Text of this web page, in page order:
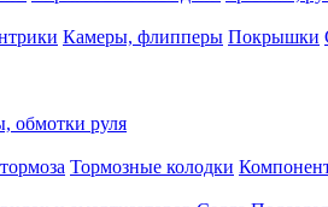
Камеры, флипперы Покрышки
обмотки руля
Тормозные колодки